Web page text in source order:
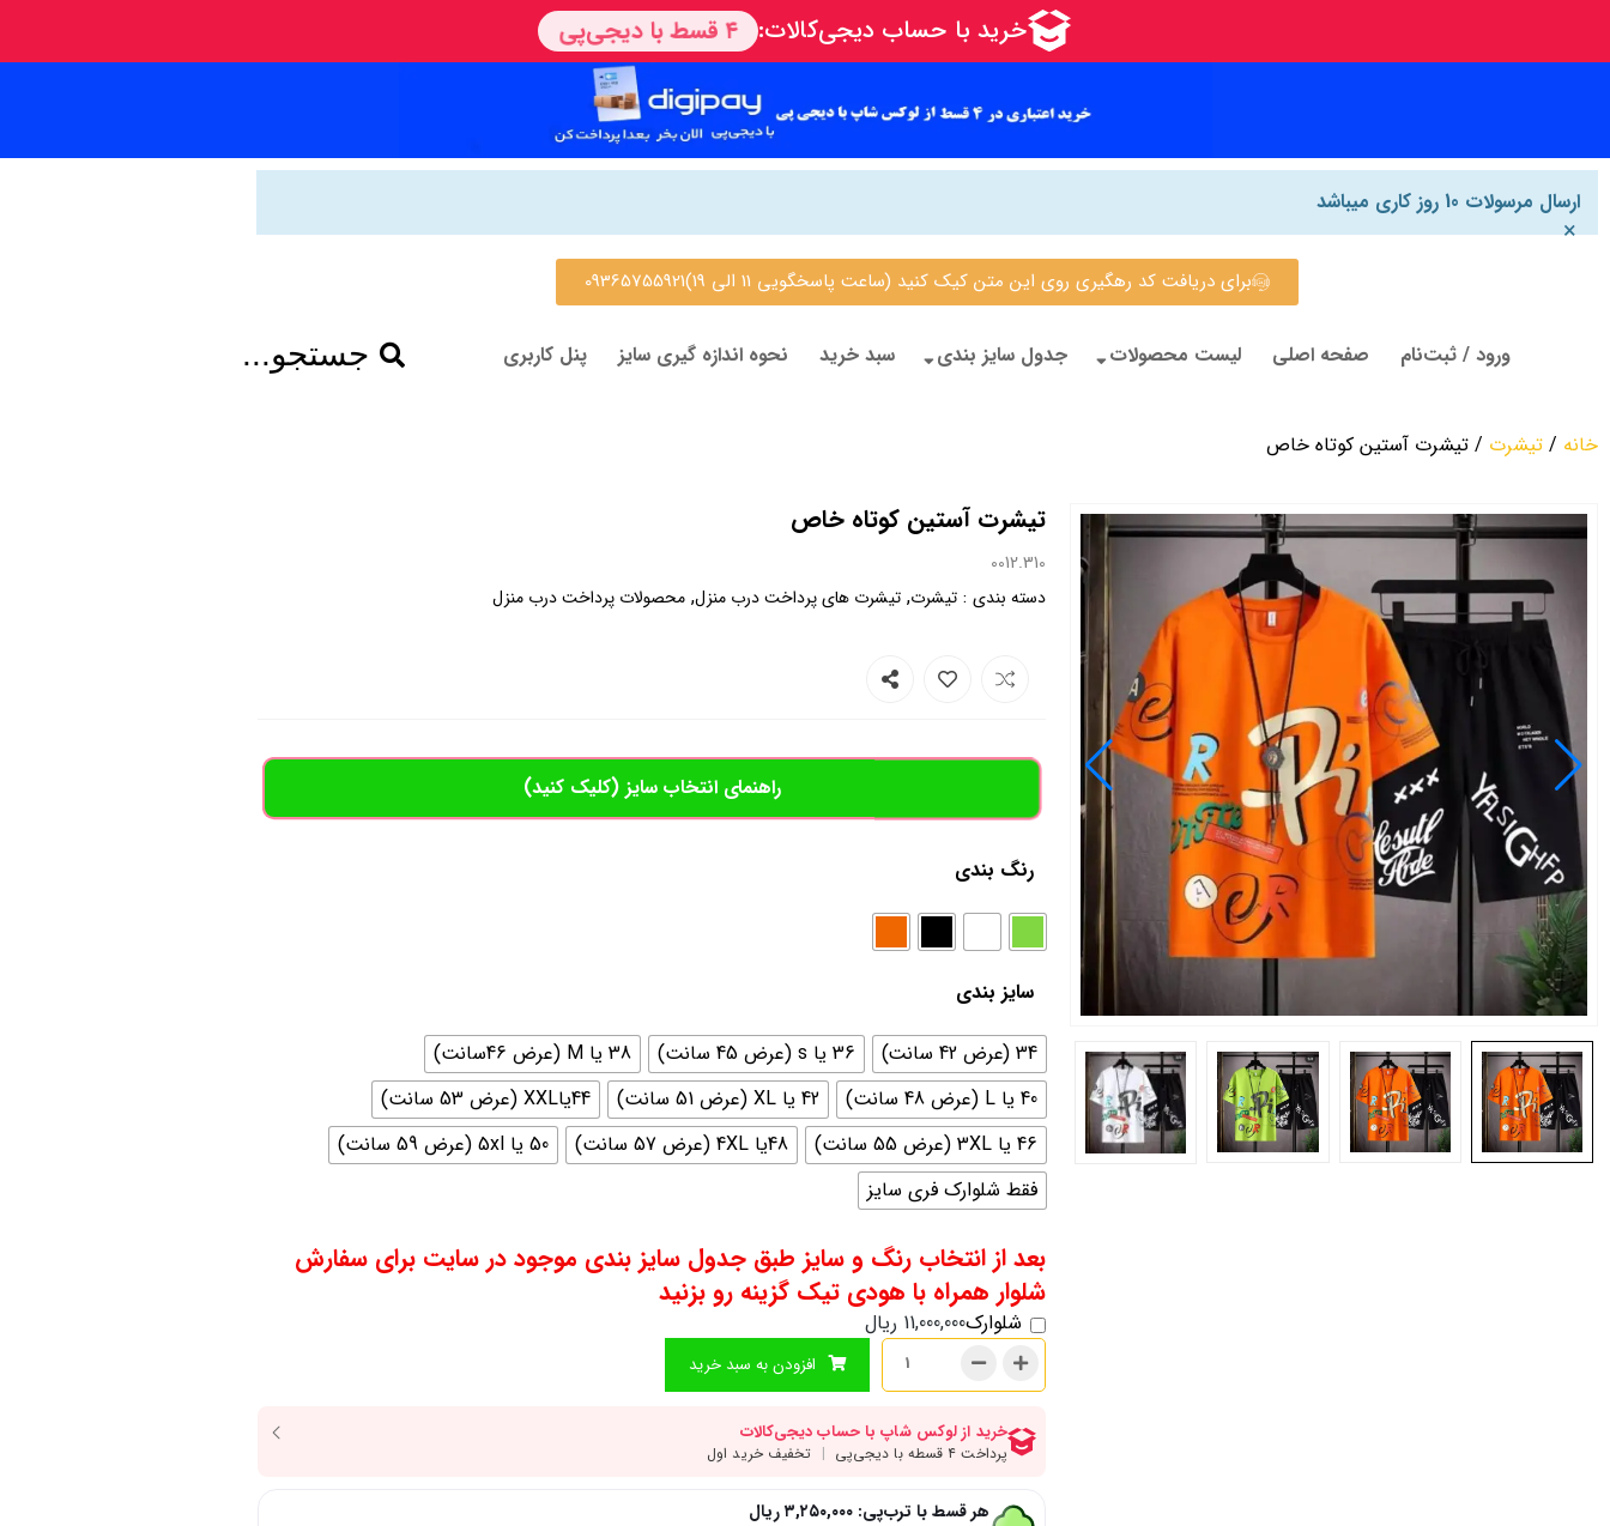
ارسال مرسولات 10 روز کاری میباشد
×
برای دریافت کد رهگیری روی این متن کیک کنید (ساعت پاسخگویی 11 الی 19)09365755921
ورود / ثبت‌نام صفحه اصلی لیست محصولات جدول سایز بندی سبد خرید نحوه اندازه گیری سایز پنل کاربری جستجو...
خانه / تیشرت / تیشرت آستین کوتاه خاص
تیشرت آستین کوتاه خاص
0012.310
دسته بندی : تیشرت, تیشرت های پرداخت درب منزل, محصولات پرداخت درب منزل
راهنمای انتخاب سایز (کلیک کنید)
رنگ بندی
سایز بندی
34 (عرض 42 سانت) 36 یا s (عرض 45 سانت)
38 یا M (عرض 46سانت)
40 یا L (عرض 48 سانت)
42 یا XL (عرض 51 سانت)
44یاXXL (عرض 53 سانت)
46 یا 3XL (عرض 55 سانت)
48یا 4XL (عرض 57 سانت)
50 یا 5xl (عرض 59 سانت)
فقط شلوارک فری سایز
بعد از انتخاب رنگ و سایز طبق جدول سایز بندی موجود در سایت برای سفارش
شلوار همراه با هودی تیک گزینه رو بزنید
شلوارک11,000,000 ریال
افزودن به سبد خرید
هر قسط با ترب‌پی: ۳,۲۵۰,۰۰۰ریال